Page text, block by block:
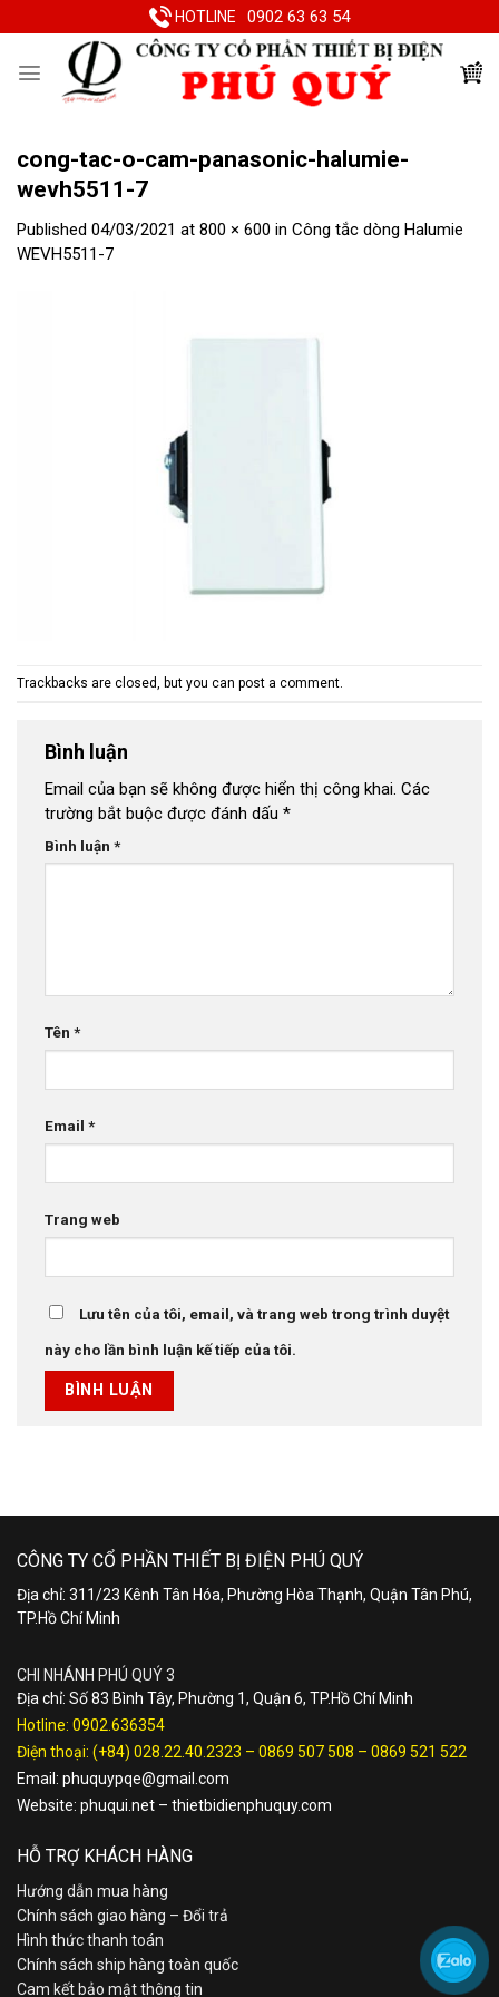
to
HOTLINE 0902 63 63 54
cong-tac-o-cam-panasonic-halumie-
wevh5511-7
Published 04/03/2021 at 800 × 600 in Công tắc dòng Halumie
WEVH5511-7
Trackbacks are closed, but you can post a comment.
Bình luận
Email của bạn sẽ không được hiển thị công khai. Các
trường bắt buộc được đánh dấu *
Bình luận *
Tên *
Email *
Trang web
Lưu tên của tôi, email, và trang web trong trình duyệt
này cho lần bình luận kế tiếp của tôi.
CÔNG TY CỔ PHẦN THIẾT BỊ ĐIỆN PHÚ QUÝ
Địa chỉ: 311/23 Kênh Tân Hóa, Phường Hòa Thạnh, Quận Tân Phú,
TP.Hồ Chí Minh
CHI NHÁNH PHÚ QUÝ 3
Địa chỉ: Số 83 Bình Tây, Phường 1, Quận 6, TP.Hồ Chí Minh
Hotline: 0902.636354
Điện thoại: (+84) 028.22.40.2323 – 0869 507 508 – 0869 521 522
Email: phuquypqe@gmail.com
Website: phuqui.net – thietbidienphuquy.com
HỖ TRỢ KHÁCH HÀNG
Hướng dẫn mua hàng
Chính sách giao hàng – Đổi trả
Hình thức thanh toán
Chính sách ship hàng toàn quốc
Cam kết bảo mật thông tin